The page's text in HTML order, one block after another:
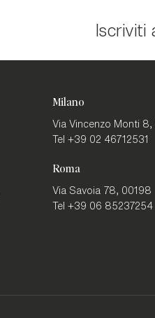
Iscriviti
Milano
Via Vincenzo Monti 8,
Tel +39 02 46712531
Roma
Via Savoia 78, 00198
Tel +39 06 85237254